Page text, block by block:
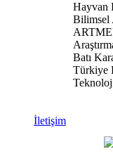
Hayvan
Bilimsel
Batı
Türkiye
İletişim